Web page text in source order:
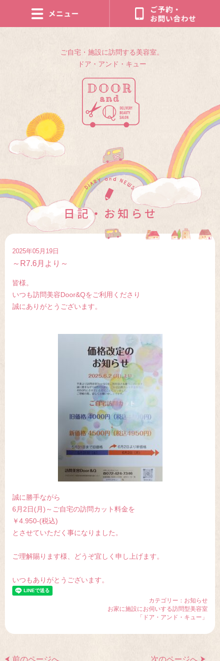
ご自宅・施設に訪問する美容室。
ドア・アンド・キュー
2025年05月19日
～R7.6月より～
皆様。
いつも訪問美容Door&Qをご利用くださり
誠にありがとうございます。
誠に勝手ながら
6月2日(月)～ご自宅の訪問カット料金を
￥4.950-(税込)
とさせていただく事になりました。
ご理解賜ります様、どうぞ宜しく申し上げます。
いつもありがとうございます。
カテゴリー： お知らせ
お家に施設にお伺いする訪問型美容室
「ドア・アンド・キュー」
前のページへ 次のページへ